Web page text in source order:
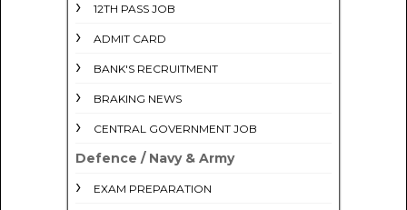
12TH PASS JOB
ADMIT CARD
BANK'S RECRUITMENT
BRAKING NEWS
CENTRAL GOVERNMENT JOB
Defence / Navy & Army
EXAM PREPARATION